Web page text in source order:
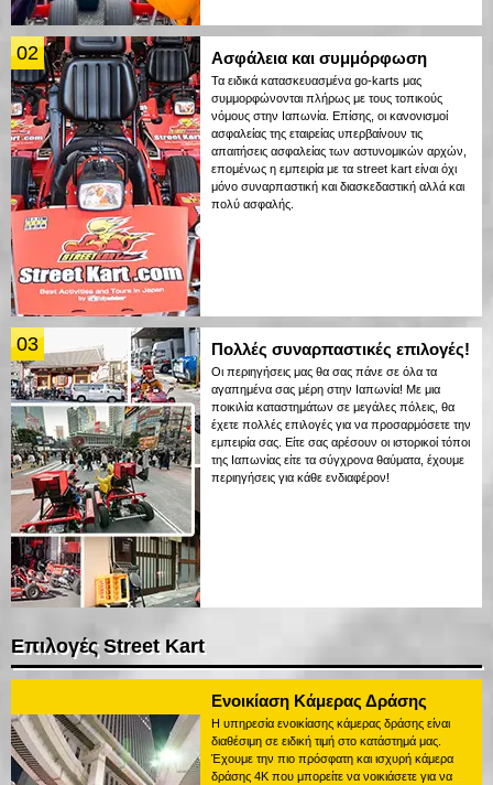
02 Ασφάλεια και συμμόρφωση
Τα ειδικά κατασκευασμένα go-karts μας
συμμορφώνονται πλήρως με τους τοπικούς
νόμους στην Ιαπωνία. Επίσης, οι κανονισμοί
ασφαλείας της εταιρείας υπερβαίνουν τις
απαιτήσεις ασφαλείας των αστυνομικών αρχών,
επομένως η εμπειρία με τα street kart είναι όχι
μόνο συναρπαστική και διασκεδαστική αλλά και
πολύ ασφαλής.
03 Πολλές συναρπαστικές επιλογές!
Οι περιηγήσεις μας θα σας πάνε σε όλα τα
αγαπημένα σας μέρη στην Ιαπωνία! Με μια
ποικιλία καταστημάτων σε μεγάλες πόλεις, θα
έχετε πολλές επιλογές για να προσαρμόσετε την
εμπειρία σας. Είτε σας αρέσουν οι ιστορικοί τόποι
της Ιαπωνίας είτε τα σύγχρονα θαύματα, έχουμε
περιηγήσεις για κάθε ενδιαφέρον!
Επιλογές Street Kart
Ενοικίαση Κάμερας Δράσης
Η υπηρεσία ενοικίασης κάμερας δράσης είναι
διαθέσιμη σε ειδική τιμή στο κατάστημά μας.
Έχουμε την πιο πρόσφατη και ισχυρή κάμερα
δράσης 4K που μπορείτε να νοικιάσετε για να